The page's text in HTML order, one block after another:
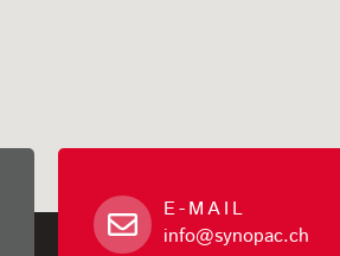
E-MAIL
info@synopac.ch